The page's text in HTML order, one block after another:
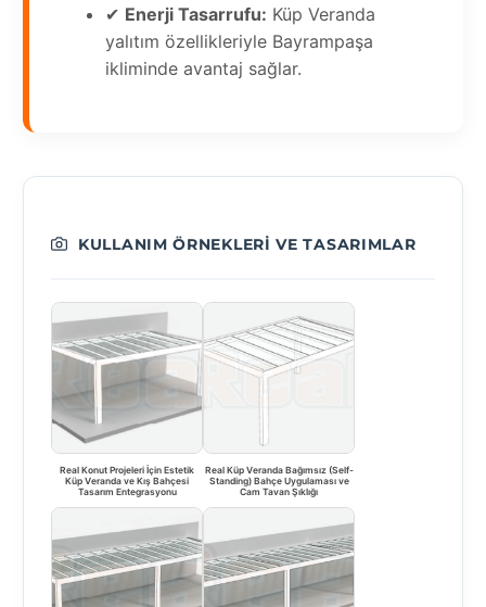
✔ Enerji Tasarrufu: Küp Veranda
yalıtım özellikleriyle Bayrampaşa
ikliminde avantaj sağlar.
KULLANIM ÖRNEKLERI VE TASARIMLAR
Real Konut Projeleri İçin Estetik
Küp Veranda ve Kış Bahçesi
Tasarım Entegrasyonu
Real Küp Veranda Bağımsız (Self-
Standing) Bahçe Uygulaması ve
Cam Tavan Şıklığı